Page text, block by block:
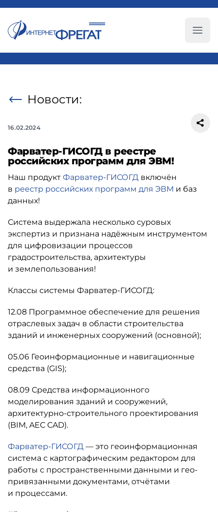
Новости:
16.02.2024
Фарватер-ГИСОГД в реестре
российских программ для ЭВМ!
Наш продукт Фарватер-ГИСОГД включён
в реестр российских программ для ЭВМ и баз
данных!
Система выдержала несколько суровых
экспертиз и признана надёжным инструментом
для цифровизации процессов
градостроительства, архитектуры
и землепользования!
Классы системы Фарватер-ГИСОГД:
12.08 Программное обеспечение для решения
отраслевых задач в области строительства
зданий и инженерных сооружений (основной);
05.06 Геоинформационные и навигационные
средства (GIS);
08.09 Средства информационного
моделирования зданий и сооружений,
архитектурно-строительного проектирования
(BIM, AEC CAD).
Фарватер-ГИСОГД — это геоинформационная
система с картографическим редактором для
работы с пространственными данными и гео-
привязанными документами, отчëтами
и процессами.